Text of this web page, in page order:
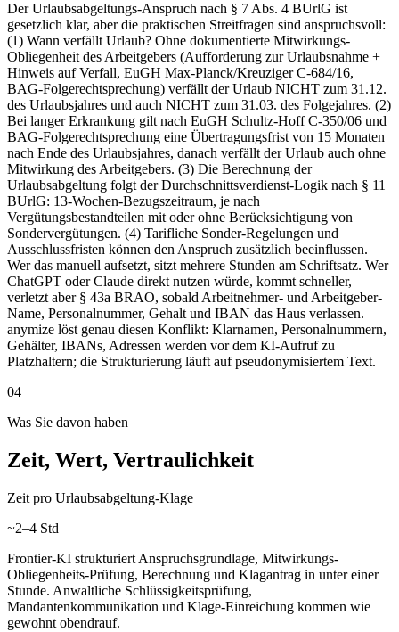
Der Urlaubsabgeltungs-Anspruch nach § 7 Abs. 4 BUrlG ist
gesetzlich klar, aber die praktischen Streitfragen sind anspruchsvoll:
(1) Wann verfällt Urlaub? Ohne dokumentierte Mitwirkungs-
Obliegenheit des Arbeitgebers (Aufforderung zur Urlaubsnahme +
Hinweis auf Verfall, EuGH Max-Planck/Kreuziger C-684/16,
BAG-Folgerechtsprechung) verfällt der Urlaub NICHT zum 31.12.
des Urlaubsjahres und auch NICHT zum 31.03. des Folgejahres. (2)
Bei langer Erkrankung gilt nach EuGH Schultz-Hoff C-350/06 und
BAG-Folgerechtsprechung eine Übertragungsfrist von 15 Monaten
nach Ende des Urlaubsjahres, danach verfällt der Urlaub auch ohne
Mitwirkung des Arbeitgebers. (3) Die Berechnung der
Urlaubsabgeltung folgt der Durchschnittsverdienst-Logik nach § 11
BUrlG: 13-Wochen-Bezugszeitraum, je nach
Vergütungsbestandteilen mit oder ohne Berücksichtigung von
Sondervergütungen. (4) Tarifliche Sonder-Regelungen und
Ausschlussfristen können den Anspruch zusätzlich beeinflussen.
Wer das manuell aufsetzt, sitzt mehrere Stunden am Schriftsatz. Wer
ChatGPT oder Claude direkt nutzen würde, kommt schneller,
verletzt aber § 43a BRAO, sobald Arbeitnehmer- und Arbeitgeber-
Name, Personalnummer, Gehalt und IBAN das Haus verlassen.
anymize löst genau diesen Konflikt: Klarnamen, Personalnummern,
Gehälter, IBANs, Adressen werden vor dem KI-Aufruf zu
Platzhaltern; die Strukturierung läuft auf pseudonymisiertem Text.
04
Was Sie davon haben
Zeit, Wert, Vertraulichkeit
Zeit pro Urlaubsabgeltung-Klage
~2–4 Std
Frontier-KI strukturiert Anspruchsgrundlage, Mitwirkungs-
Obliegenheits-Prüfung, Berechnung und Klagantrag in unter einer
Stunde. Anwaltliche Schlüssigkeitsprüfung,
Mandantenkommunikation und Klage-Einreichung kommen wie
gewohnt obendrauf.